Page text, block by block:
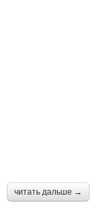
читать дальше →